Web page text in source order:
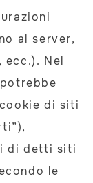
al server,
ecc.). Nel
di siti
di detti siti
le